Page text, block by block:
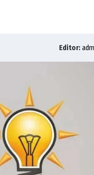
Editor: